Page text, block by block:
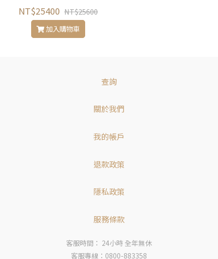
NT$25400 NT$25600
加入購物車
查詢
關於我們
我的帳戶
退款政策
隱私政策
服務條款
客服時間： 24小時 全年無休
客服專線：0800-883358